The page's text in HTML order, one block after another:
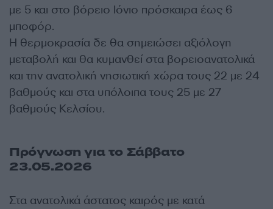
με 5 και στο βόρειο Ιόνιο πρόσκαιρα έως 6
μποφόρ.
Η θερμοκρασία δε θα σημειώσει αξιόλογη
μεταβολή και θα κυμανθεί στα βορειοανατολικά
και την ανατολική νησιωτική χώρα τους 22 με 24
βαθμούς και στα υπόλοιπα τους 25 με 27
βαθμούς Κελσίου.
Πρόγνωση για το Σάββατο
23.05.2026
Στα ανατολικά άστατος καιρός με κατά